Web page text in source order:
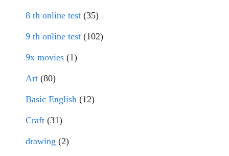
8 th online test (35)
9 th online test (102)
9x movies (1)
Art (80)
Basic English (12)
Craft (31)
drawing (2)